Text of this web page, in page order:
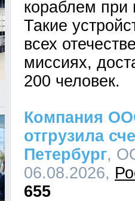
кораблем при
Такие
всех
миссиях,
200 человек.
Компания
отгрузила
Петербург,
06.08.2026,
655